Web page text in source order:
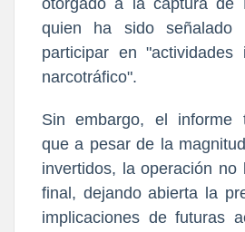
otorgado a la captura de
quien ha sido señalado
participar en "actividades
narcotráfico".
Sin embargo, el informe
que a pesar de la
invertidos, la operación no
final, dejando abierta la
implicaciones de futuras